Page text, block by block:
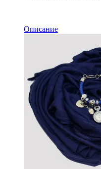
Описание